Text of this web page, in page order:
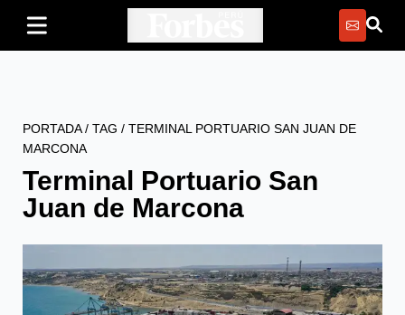
PORTADA/ TAG / TERMINAL PORTUARIO SAN JUAN DE
MARCONA
Terminal Portuario San
Juan de Marcona